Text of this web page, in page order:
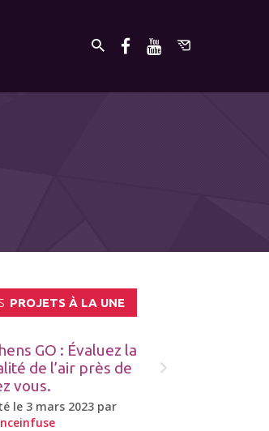
PROJETS À LA UNE
GO : Évaluez la
de l’air près de
vous.
le 3 mars 2023 par